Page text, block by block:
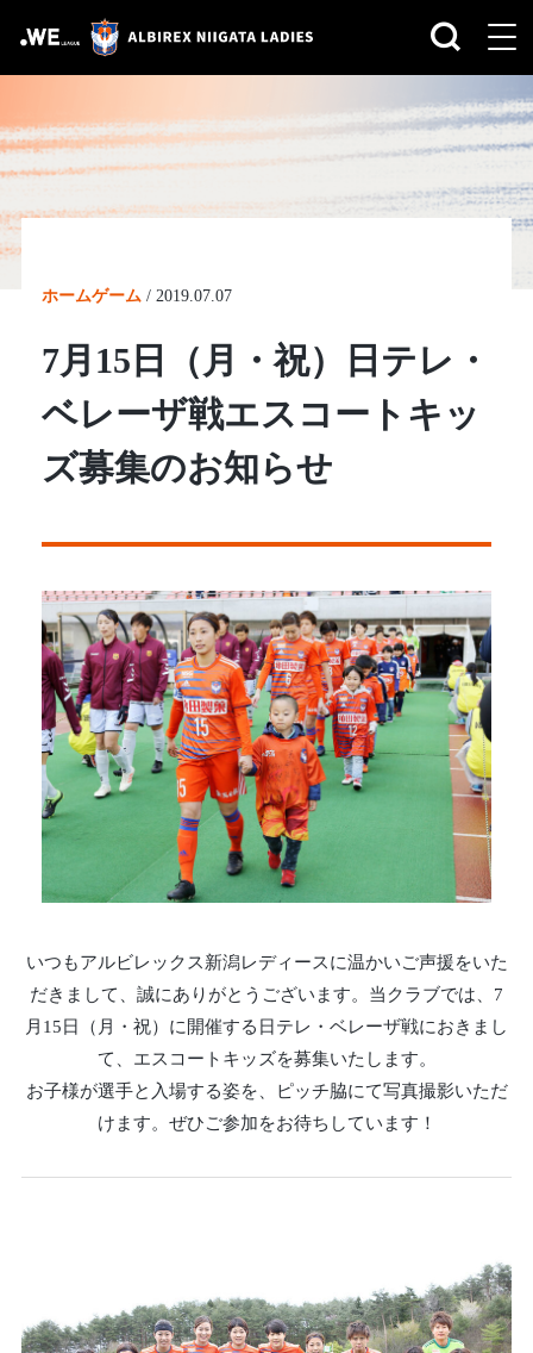
ホームゲーム / 2019.07.07
7月15日（月・祝）日テレ・
ベレーザ戦エスコートキッ
ズ募集のお知らせ
いつもアルビレックス新潟レディースに温かいご声援をいた
だきまして、誠にありがとうございます。当クラブでは、7
月15日（月・祝）に開催する日テレ・ベレーザ戦におきまし
て、エスコートキッズを募集いたします。
お子様が選手と入場する姿を、ピッチ脇にて写真撮影いただ
けます。ぜひご参加をお待ちしています！